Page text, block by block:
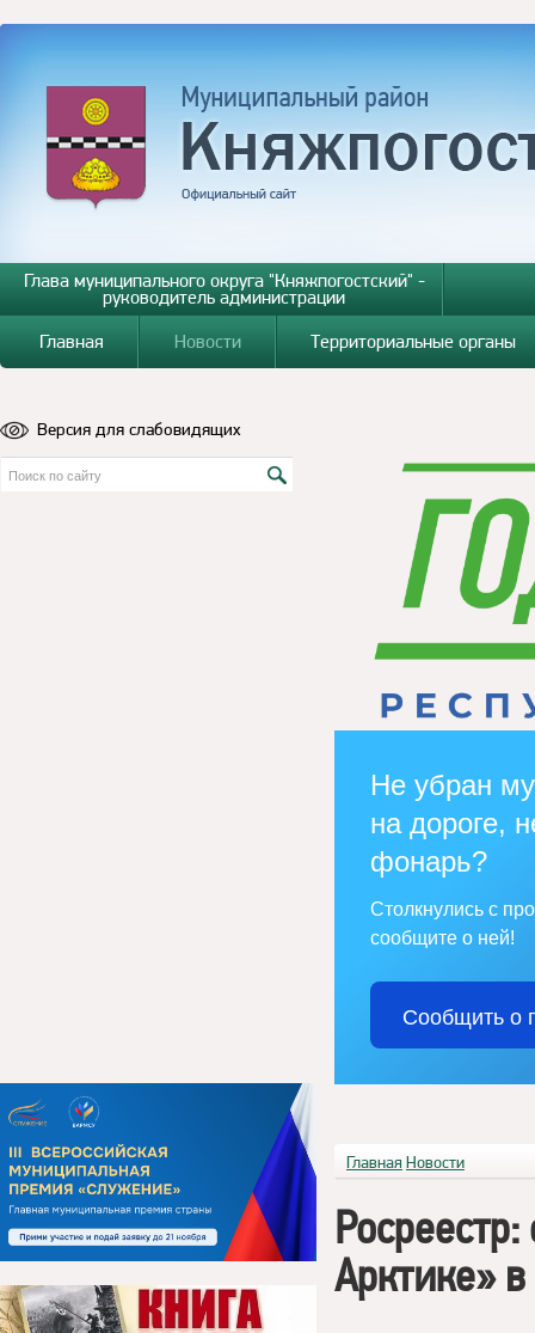
Глава муниципального округа "Княжпогостский" -
руководитель администрации
Главная
Новости Территориальные органы
Версия для слабовидящих
Не убран
на дороге,
фонарь?
Столкнулись с
сообщите о ней!
Сообщить о
Главная Новости
Арктике»